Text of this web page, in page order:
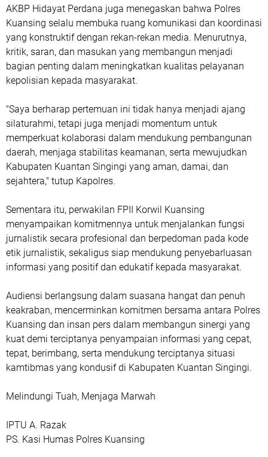
AKBP Hidayat Perdana juga menegaskan bahwa Polres
Kuansing selalu membuka ruang komunikasi dan koordinasi
yang konstruktif dengan rekan-rekan media. Menurutnya,
kritik, saran, dan masukan yang membangun menjadi
bagian penting dalam meningkatkan kualitas pelayanan
kepolisian kepada masyarakat.
"Saya berharap pertemuan ini tidak hanya menjadi ajang
silaturahmi, tetapi juga menjadi momentum untuk
memperkuat kolaborasi dalam mendukung pembangunan
daerah, menjaga stabilitas keamanan, serta mewujudkan
Kabupaten Kuantan Singingi yang aman, damai, dan
sejahtera," tutup Kapolres.
Sementara itu, perwakilan FPII Korwil Kuansing
menyampaikan komitmennya untuk menjalankan fungsi
jurnalistik secara profesional dan berpedoman pada kode
etik jurnalistik, sekaligus siap mendukung penyebarluasan
informasi yang positif dan edukatif kepada masyarakat.
Audiensi berlangsung dalam suasana hangat dan penuh
keakraban, mencerminkan komitmen bersama antara Polres
Kuansing dan insan pers dalam membangun sinergi yang
kuat demi terciptanya penyampaian informasi yang cepat,
tepat, berimbang, serta mendukung terciptanya situasi
kamtibmas yang kondusif di Kabupaten Kuantan Singingi.
Melindungi Tuah, Menjaga Marwah
IPTU A. Razak
PS. Kasi Humas Polres Kuansing